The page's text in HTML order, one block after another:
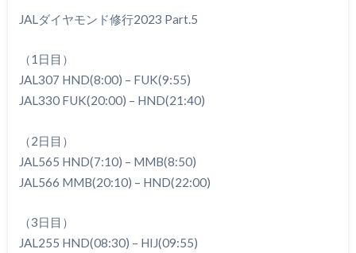
JALダイヤモンド修行2023 Part.5
（1日目）
JAL307 HND(8:00) – FUK(9:55)
JAL330 FUK(20:00) – HND(21:40)
（2日目）
JAL565 HND(7:10) – MMB(8:50)
JAL566 MMB(20:10) – HND(22:00)
（3日目）
JAL255 HND(08:30) – HIJ(09:55)